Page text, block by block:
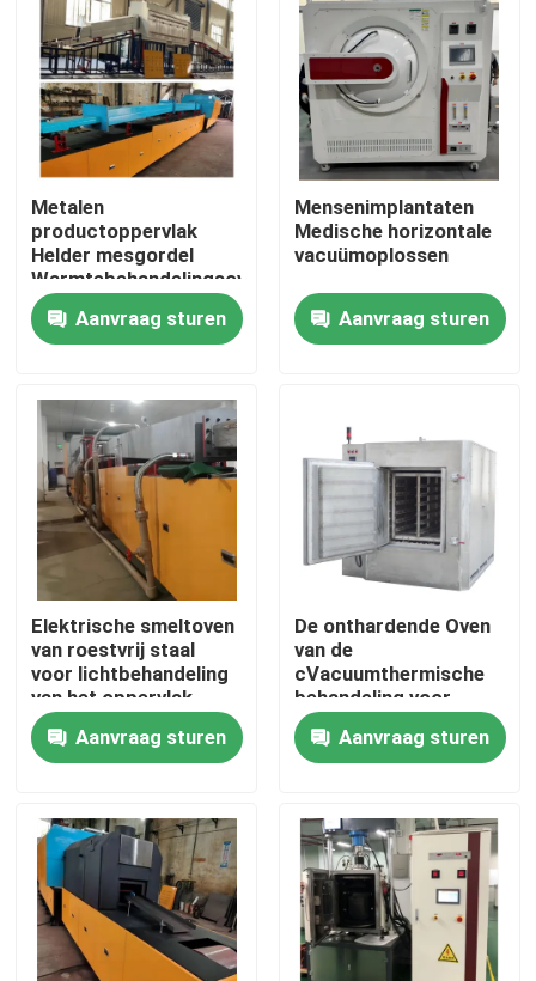
Huis
Ongeveer ons
Fabrieksreis
Kwaliteitscontrole
Nieuws
Gevallen
Verzoek om een Citaat
de oven van de rolhaard
Duwoven
Metalen
productoppervlak
Helder mesgordel
Warmtebehandelingsoven
Continu beltoven
Aanvraag sturen
Mensenimplantaten
Medische horizontale
vacuümoplossen
Aanvraag sturen
Elektrische smeltoven
van roestvrij staal
voor lichtbehandeling
van het oppervlak
Aanvraag sturen
De onthardende Oven
van de
cVacuumthermische
behandeling voor
Veiligheidscamera's
Aanvraag sturen